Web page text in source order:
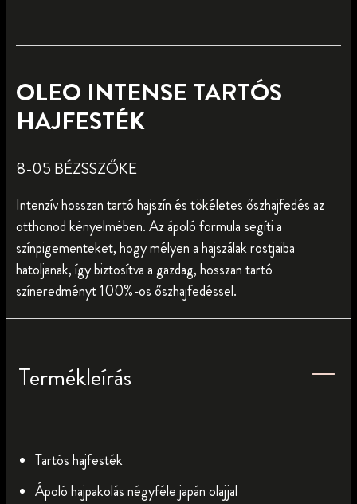
OLEO INTENSE TARTÓS
HAJFESTÉK
8-05 BÉZSSZŐKE
Intenzív hosszan tartó hajszín és tökéletes őszhajfedés az
otthonod kényelmében. Az ápoló formula segíti a
színpigementeket, hogy mélyen a hajszálak rostjaiba
hatoljanak, így biztosítva a gazdag, hosszan tartó
színeredményt 100%-os őszhajfedéssel.
Termékleírás
Tartós hajfesték
Ápoló hajpakolás négyféle japán olajjal